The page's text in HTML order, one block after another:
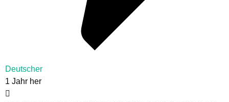
Deutscher
1 Jahr her